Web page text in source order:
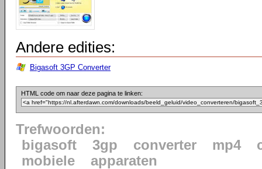
Andere edities:
Bigasoft 3GP Converter
HTML code om naar deze pagina te linken:
Trefwoorden:
bigasoft
3gp converter mp4
mobiele
apparaten